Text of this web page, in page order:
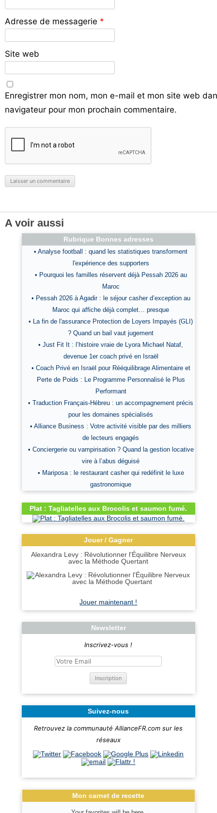
Adresse de messagerie *
Site web
Enregistrer mon nom, mon e-mail et mon site web
navigateur pour mon prochain commentaire.
A voir aussi
Rubrique Bonnes adresses
• Analyse football : quand les statistiques transforment
l'expérience des supporters
• Pourquoi les familles réservent déjà Pessah 2026 au
Maroc
• Pessah 2026 à Agadir : le séjour casher d’exception au
Maroc qui affiche déjà complet… presque
• La fin de l'assurance Protection de Loyers Impayés (GLI)
? Quand un bail vaut jugement
• Just Fit It : l’histoire vraie de Lyora Michael Nataf,
devenue 1er coach privé en Israël
• Coach Privé en Israël pour Rééquilibrage Alimentaire et
Perte de Poids : Le Programme Personnalisé le Plus
Performant
• Traduction Français-Hébreu : un accompagnement précis
pour les domaines spécialisés
• Alliance Business : Votre activité visible par des milliers
de lecteurs engagés
• Conciergerie ou vampirisation ? Quand la gestion locative
vire à l’abus déguisé
• Mariposa : le restaurant casher qui redéfinit le luxe
gastronomique
Plat : Tagliatelles aux Brocolis et saumon fumé.
Jouer / Gagner
Alexandra Levy : Révolutionner l'Équilibre Nerveux
avec la Méthode Quertant
Jouer maintenant !
Newsletter
Inscrivez-vous !
Suivez-nous
Retrouvez la communauté AllianceFR.com sur les
réseaux
Mon carnet de recette